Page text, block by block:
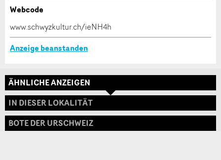
* Eingabe erforderlich
* Eingabe erforderlich
Adresse
Webcode
www.schwyzkultur.ch/ieNH4h
Anzeige beanstanden
ÄHNLICHE ANZEIGEN
IN DIESER LOKALITÄT
BOTE DER URSCHWEIZ